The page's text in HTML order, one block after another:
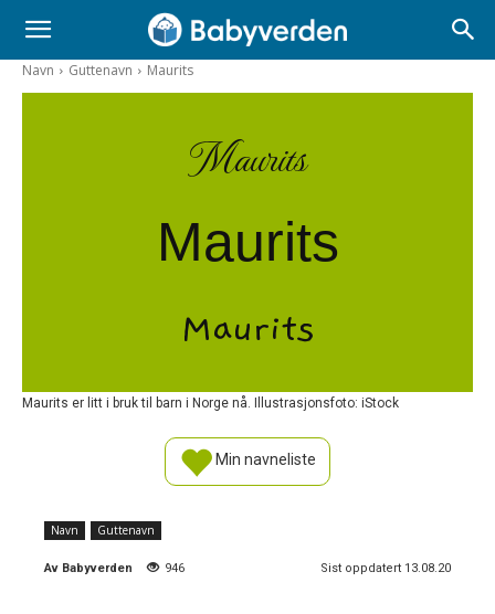
Navn Guttenavn Maurits
Maurits
Maurits
Maurits
Maurits er litt i bruk til barn i Norge nå. Illustrasjonsfoto: iStock
Min navneliste
Navn Guttenavn
Av Babyverden 946 Sist oppdatert 13.08.20